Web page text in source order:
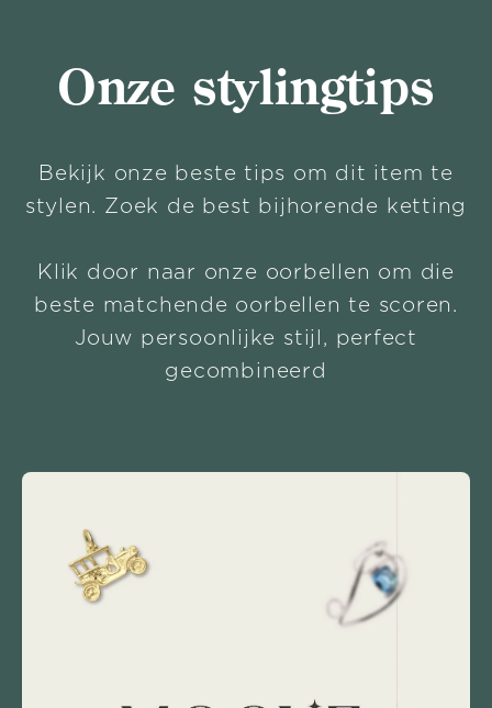
Onze stylingtips
Bekijk onze beste tips om dit item te
stylen. Zoek de best bijhorende ketting
Klik door naar onze oorbellen om die
beste matchende oorbellen te scoren.
Jouw persoonlijke stijl, perfect
gecombineerd